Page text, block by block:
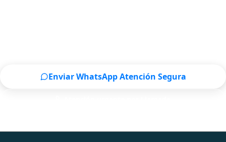
Enviar WhatsApp Atención Segura